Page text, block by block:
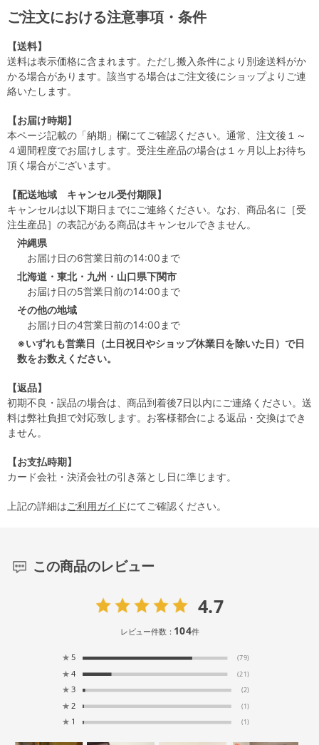
ご注文における注意事項・条件
【送料】
送料は表示価格に含まれます。ただし搬入条件により別途送料がか
かる場合があります。該当する場合はご注文後にショップよりご連
絡いたします。
【お届け時期】
本ページ記載の「納期」欄にてご確認ください。通常、注文後１～
４週間程度でお届けします。受注生産品の場合は１ヶ月以上お待ち
頂く場合がございます。
【配送地域 キャンセル受付期限】
キャンセルは以下期日までにご連絡ください。なお、商品名に［受
注生産品］の表記がある商品はキャンセルできません。
沖縄県
お届け日の6営業日前の14:00まで
北海道・東北・九州・山口県下関市
お届け日の5営業日前の14:00まで
その他の地域
お届け日の4営業日前の14:00まで
※いずれも営業日（土日祝日やショップ休業日を除いた日）で日
数をお数えください。
【返品】
初期不良・誤品の場合は、商品到着後7日以内にご連絡ください。送
料は弊社負担で対応致します。お客様都合による返品・交換はでき
ません。
【お支払時期】
カード会社・決済会社の引き落とし日に準じます。
上記の詳細はご利用ガイドにてご確認ください。
この商品のレビュー
4.7
レビュー件数： 104件
★ 5 (79)
★ 4 (21)
★ 3 (2)
★ 2 (1)
★ 1 (1)